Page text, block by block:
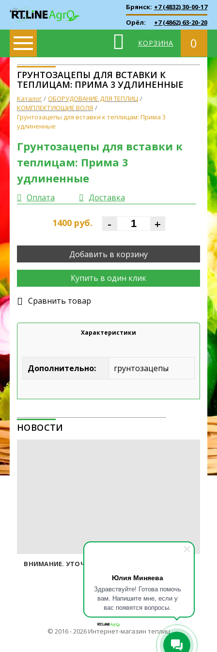
Юлия Миняева
Здравствуйте! Готова помочь
вам. Напишите мне, если у
вас появятся вопросы.
Брянск: +7 (4832) 30-00-17
Орёл:
+7 (4862) 63-20-20
КОРЗИНА 0
НОВОСТИ
ВНИМАНИЕ. УТОЧНЯЙТЕ ЦЕНЫ У ОПЕРАТОРОВ ПО
ГРУНТОЗАЦЕПЫ ДЛЯ ВСТАВКИ К
ТЕПЛИЦАМ: ПРИМА 3 УДЛИНЕННЫЕ
Каталог
ОБОРУДОВАНИЕ ДЛЯ ТЕПЛИЦ
КОМПЛЕКТУЮЩИЕ ВОЛЯ
Грунтозацепы для вставки к теплицам: Прима 3
удлиненные
Грунтозацепы для вставки к
теплицам: Прима 3
удлиненные
Оплата Доставка
1400руб. - +
Добавить в корзину
Купить в один клик
Cравнить товар
Характеристики
Дополнительно: грунтозацепы
© 2016 - 2026 Интернет-магазин теплиц